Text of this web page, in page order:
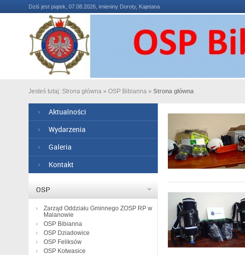
Dziś jest piątek, 07.08.2026, imieniny Doroty, Kajetana
Jesteś tutaj: Strona główna » OSP Bibianna » Strona główna
Aktualności
Wydarzenia
Galeria
Kontakt
OSP
Zarząd Oddziału Gminnego ZOSP RP w
Malanowie
OSP Bibianna
OSP Dziadowice
OSP Feliksów
OSP Kotwasice